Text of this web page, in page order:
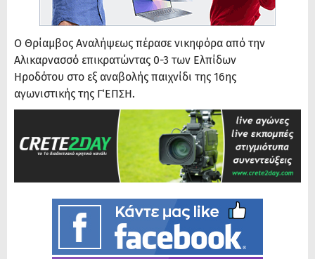
Ο Θρίαμβος Αναλήψεως πέρασε νικηφόρα από την
Αλικαρνασσό επικρατώντας 0-3 των Ελπίδων
Ηροδότου στο εξ αναβολής παιχνίδι της 16ης
αγωνιστικής της Γ΄ΕΠΣΗ.